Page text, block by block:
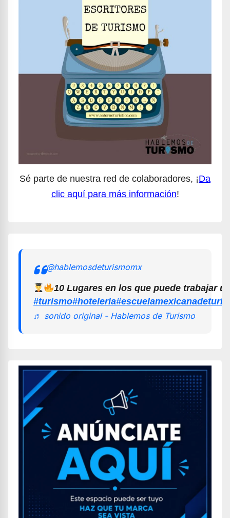
Sé parte de nuestra red de colaboradores, ¡Da
clic aquí para más información!
@hablemosdeturismomx
10 Lugares en los que puede trabajar
#turismo#hoteleria
♬ sonido original - Hablemos de Turismo